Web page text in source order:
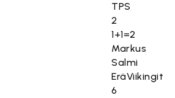
TPS
2
1+1=2
Markus
Salmi
EräViikingit
6